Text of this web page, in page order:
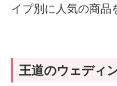
イプ別に人気の商品
王道のウェディ